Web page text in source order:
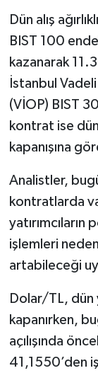
Dün alış
BIST 100
kazanarak
İstanbul
(VİOP) BIST
kontrat ise
kapanışına
Analistler,
kontratlarda
işlemleri
artabileceği
Dolar/TL,
kapanırken,
açılışında
41,1550’den